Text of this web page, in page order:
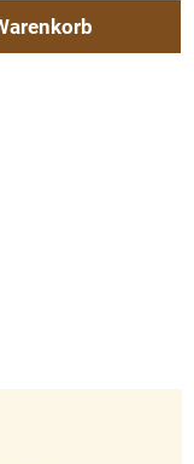
benutze die Schaltflächen